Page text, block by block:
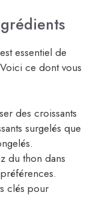
essentiel de
ce dont vous
des croissants
surgelés que
du thon dans
clés pour